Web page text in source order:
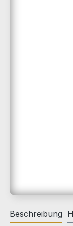
Beschreibung